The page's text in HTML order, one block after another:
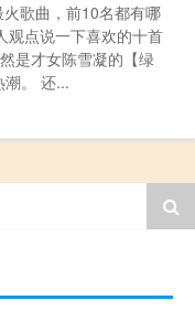
歌曲，前10名都有哪
观点说一下喜欢的十首
是才女陈雪凝的【绿
潮。 还...